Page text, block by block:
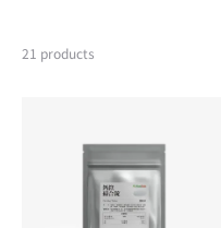
21 products